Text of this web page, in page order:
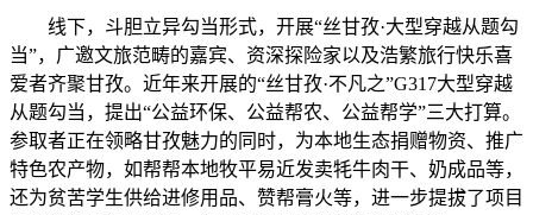
线下，斗胆立异勾当形式，开展“丝甘孜·大型穿越从题勾
当”，广邀文旅范畴的嘉宾、资深探险家以及浩繁旅行快乐喜
爱者齐聚甘孜。近年来开展的“丝甘孜·不凡之”G317大型穿越
从题勾当，提出“公益环保、公益帮农、公益帮学”三大打算。
参取者正在领略甘孜魅力的同时，为本地生态捐赠物资、推广
特色农产物，如帮帮本地牧平易近发卖牦牛肉干、奶成品等，
还为贫苦学生供给进修用品、赞帮膏火等，进一步提拔了项目